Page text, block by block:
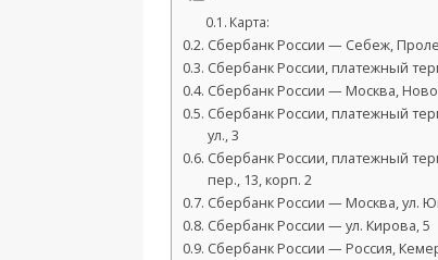
Карта:
Сбербанк России — Себеж,
Сбербанк России, платежный
Сбербанк России — Москва,
Сбербанк России, платежный
ул., 3
Сбербанк России, платежный
пер., 13, корп. 2
Сбербанк России — Москва, ул.
Сбербанк России — ул. Кирова, 5
Сбербанк России — Россия,